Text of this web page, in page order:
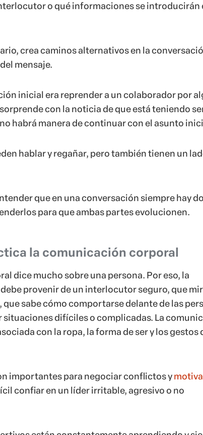
o qué informaciones se introducirán
crea caminos alternativos en la
mensaje.
inicial era reprender a un colaborador por
con la noticia de que está teniendo
habrá manera de continuar con el asunto
hablar y regañar, pero también tienen un
que en una conversación siempre hay
para que ambas partes evolucionen.
la comunicación corporal
dice mucho sobre una persona. Por eso, la
provenir de un interlocutor seguro, que
sabe cómo comportarse delante de las
situaciones difíciles o complicadas. La
con la ropa, la forma de ser y los gestos
importantes para negociar conflictos y
confiar en un líder irritable, agresivo o no